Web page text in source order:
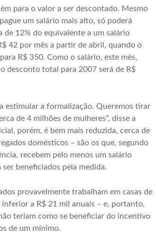
para o valor a ser descontado. Mesmo
um salário mais alto, só poderá
de 12% do equivalente a um salário
42 por mês a partir de abril, quando o
R$ 350. Como o salário, este mês,
desconto total para 2007 será de R$
estimular a formalização. Queremos tirar
de 4 milhões de mulheres”, disse a
porém, é bem mais reduzida, cerca de
domésticos – são os que, segundo
recebem pelo menos um salário
beneficiados pela medida.
provavelmente trabalham em casas de
a R$ 21 mil anuais – e, portanto,
teriam como se beneficiar do incentivo
de um mínimo.